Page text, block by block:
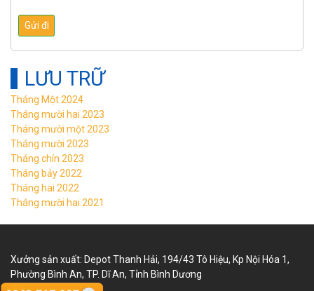
LƯU TRỮ
Tháng Một 2024
Tháng mười hai 2023
Tháng mười một 2023
Tháng mười 2023
Tháng chín 2023
Tháng bảy 2022
Tháng hai 2022
Tháng mười hai 2021
Xưởng sản xuất: Depot Thanh Hải, 194/43 Tô Hiệu, Kp Nội Hóa 1,
Phường Bình An, TP. Dĩ An, Tỉnh Bình Dương